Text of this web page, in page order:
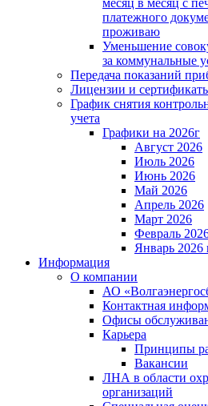
месяц в месяц с
платежного
проживаю
Уменьшение
за коммунальные
Передача показаний
Лицензии и
График снятия
учета
Графики на 2026г
Август 2026
Июль 2026
Июнь 2026
Май 2026
Апрель 2026
Март 2026
Февраль
Январь 2026
Информация
О компании
АО
Контактная
Офисы
Карьера
Принципы
Вакансии
ЛНА в области
организаций